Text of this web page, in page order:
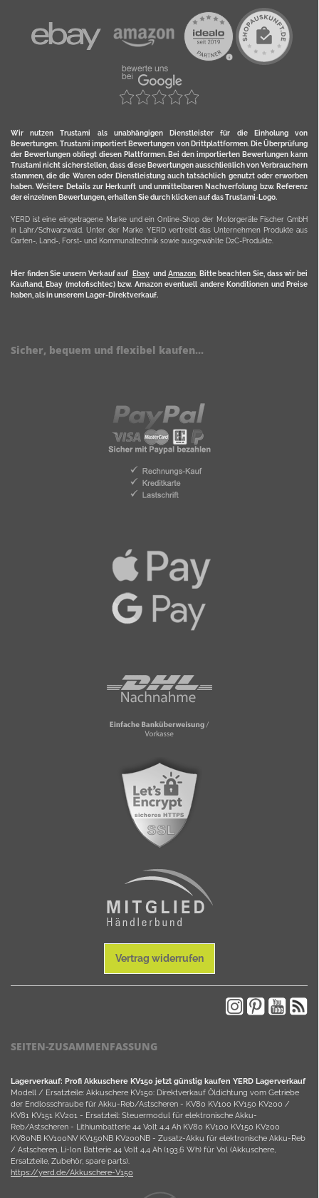
Wir nutzen Trustami als unabhängigen Dienstleister für die Einholung von
Bewertungen. Trustami importiert Bewertungen von Drittplattformen. Die Überprüfung
der Bewertungen obliegt diesen Plattformen. Bei den importierten Bewertungen kann
Trustami nicht sicherstellen, dass diese Bewertungen ausschließlich von Verbrauchern
stammen, die die Waren oder Dienstleistung auch tatsächlich genutzt oder erworben
haben. Weitere Details zur Herkunft und unmittelbaren Nachverfolung bzw. Referenz
der einzelnen Bewertungen, erhalten Sie durch klicken auf das Trustami-Logo.
YERD ist eine eingetragene Marke und ein Online-Shop der Motorgeräte Fischer GmbH
in Lahr/Schwarzwald. Unter der Marke YERD vertreibt das Unternehmen Produkte aus
Garten-, Land-, Forst- und Kommunaltechnik sowie ausgewählte D2C-Produkte.
Hier finden Sie unsern Verkauf auf Ebayund Amazon. Bitte beachten Sie, dass wir bei
Kaufland, Ebay (motofischtec) bzw. Amazon eventuell andere Konditionen und Preise
haben, als in unserem Lager-Direktverkauf.
Sicher, bequem und flexibel kaufen...
Vertrag widerrufen
SEITEN-ZUSAMMENFASSUNG
Lagerverkauf: Profi Akkuschere KV150 jetzt günstig kaufen YERD Lagerverkauf
Modell / Ersatzteile: Akkuschere KV150: Direktverkauf Öldichtung vom Getriebe
der Endlosschraube für Akku-Reb/Astscheren - KV80 KV100 KV150 KV200 /
KV81 KV151 KV201 - Ersatzteil: Steuermodul für elektronische Akku-
Reb/Astscheren - Lithiumbatterie 44 Volt 4,4 Ah KV80 KV100 KV150 KV200
KV80NB KV100NV KV150NB KV200NB - Zusatz-Akku für elektronische Akku-Reb
/ Astscheren, Li-Ion Batterie 44 Volt 4,4 Ah (193,6 Wh) für Vol (Akkuschere,
Ersatzteile, Zubehör, spare parts).
https://yerd.de/Akkuschere-V150